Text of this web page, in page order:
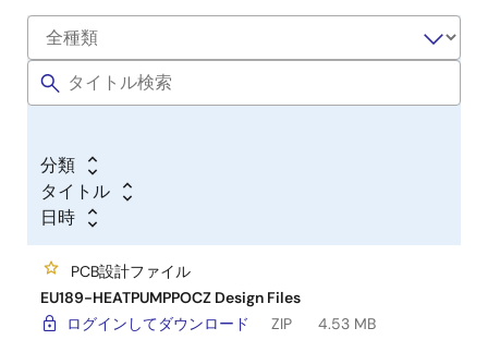
分類
タイトル
日時
PCB設計ファイル
EU189-HEATPUMPPOCZ Design Files
ログインしてダウンロード
ZIP
4.53 MB